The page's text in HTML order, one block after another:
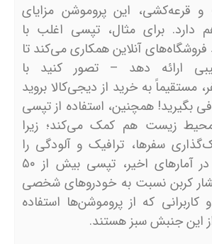
و قرعه‌کشی، این پروموشن مزایای
دارد. برای مثال، تپسی اغلب با
فروشگاه‌های آنلاین همکاری می‌کند تا
ارائه دهد – تصور کنید با
مستقیماً به خرید از دیجی‌کالا بروید
بگیرید! همچنین، استفاده از تپسی
زیست هم کمک می‌کند؛ زیرا
سفرها، ترافیک و آلودگی را
کاهش می‌دهد. در آمارهای اخیر، تپسی بیش از ۵۰
کربن نسبت به خودروهای شخصی
کاربرانی که از پروموشن‌ها استفاده
این جنبش سبز هستند.